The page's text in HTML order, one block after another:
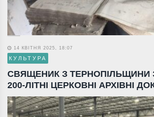
14 КВІТНЯ 2025, 18:07
КУЛЬТУРА
СВЯЩЕНИК З
200-ЛІТНІ ЦЕРКОВНІ АРХІВНІ